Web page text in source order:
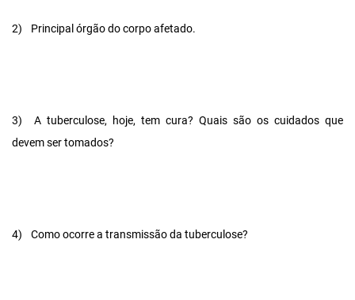
2) Principal órgão do corpo afetado.
3)
A tuberculose, hoje, tem cura? Quais são os cuidados que
devem ser tomados?
4) Como ocorre a transmissão da tuberculose?